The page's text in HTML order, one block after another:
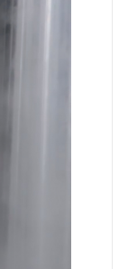
Cuộc đua xe đạp
Cúp Truyền hình